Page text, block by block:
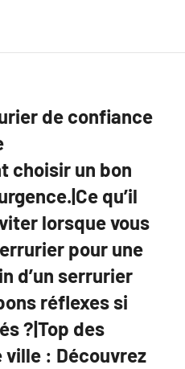
de confiance
choisir un bon
qu’il
lorsque vous
pour une
d’un serrurier
réflexes si
?|Top des
: Découvrez